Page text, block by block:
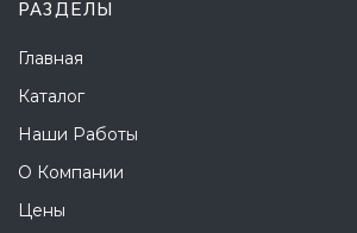
РАЗДЕЛЫ
Главная
Каталог
Наши Работы
О Компании
Цены